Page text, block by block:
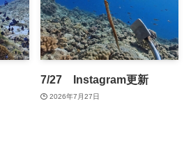
7/27 Instagram更新
2026年7月27日